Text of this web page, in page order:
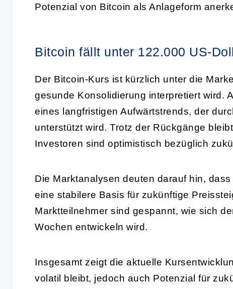
Potenzial von Bitcoin als Anlageform
Bitcoin fällt unter 122.000 US-
Der Bitcoin-Kurs ist kürzlich unter die
gesunde Konsolidierung interpretiert wird.
eines langfristigen Aufwärtstrends, der
unterstützt wird. Trotz der Rückgänge
Investoren sind optimistisch bezüglich
Die Marktanalysen deuten darauf hin,
eine stabilere Basis für zukünftige
Marktteilnehmer sind gespannt, wie sich
Wochen entwickeln wird.
Insgesamt zeigt die aktuelle
volatil bleibt, jedoch auch Potenzial für